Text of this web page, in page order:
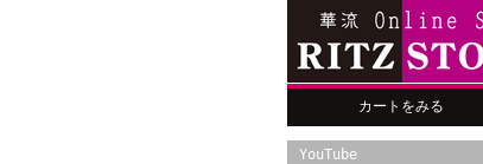
カートをみる
YouTube